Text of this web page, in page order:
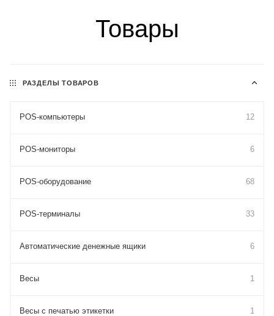
Товары
РАЗДЕЛЫ ТОВАРОВ
POS-компьютеры 12
POS-мониторы 6
POS-оборудование 68
POS-терминалы 33
Автоматические денежные ящики 6
Весы 1
Весы с печатью этикетки 1